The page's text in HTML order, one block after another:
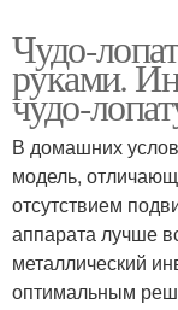
Чудо-
руками.
чудо-
В домашних
модель,
отсутствием
аппарата лучше
металлический
оптимальным